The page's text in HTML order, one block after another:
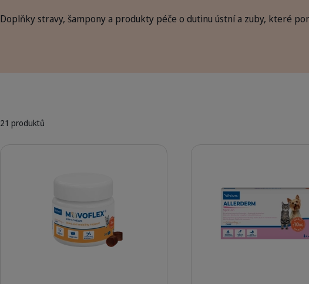
Doplňky stravy, šampony a produkty péče o dutinu ústní a zuby, které
21 produktů